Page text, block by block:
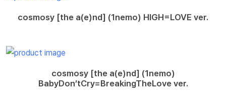
cosmosy [the a(e)nd] (1nemo) HIGH=LOVE ver.
cosmosy [the a(e)nd] (1nemo)
BabyDon’tCry=BreakingTheLove ver.